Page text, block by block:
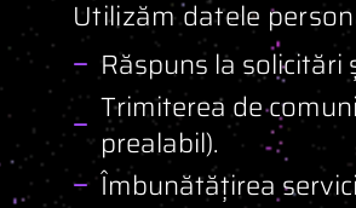
Utilizăm datele
Răspuns la solicitări
Trimiterea de
prealabil).
Îmbunătățirea